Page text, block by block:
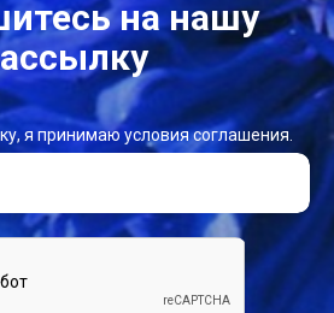
на нашу
я принимаю условия соглашения.